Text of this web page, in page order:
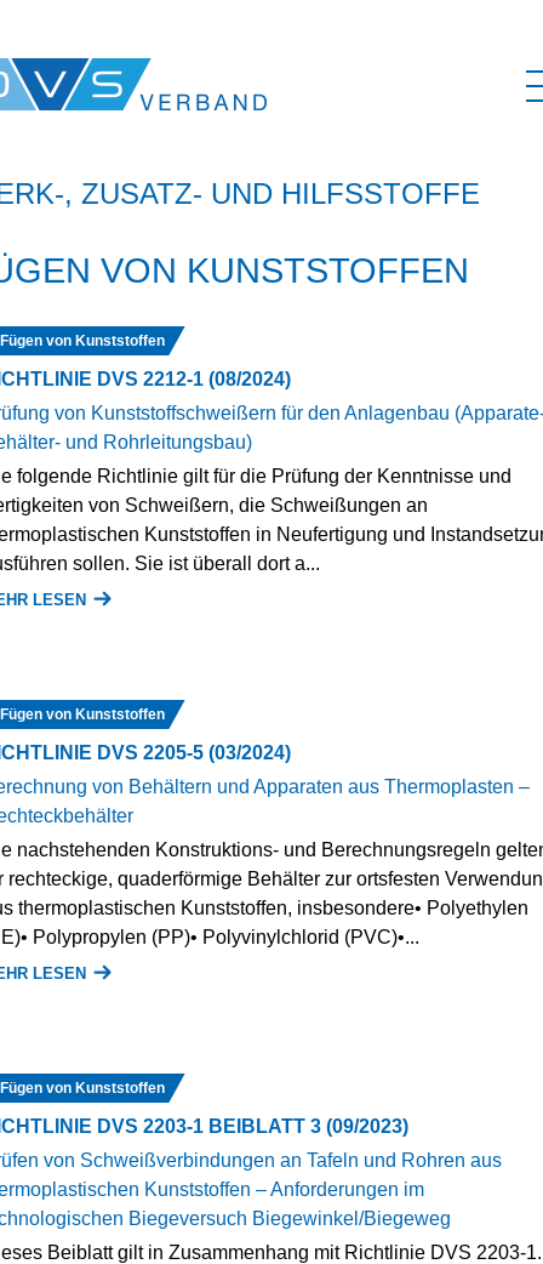
, ZUSATZ- UND HILFSSTOFFE
VON KUNSTSTOFFEN
Fügen von Kunststoffen
DVS 2212-1 (08/2024)
von Kunststoffschweißern für den Anlagenbau
und Rohrleitungsbau)
folgende Richtlinie gilt für die Prüfung der Kenntnisse und
von Schweißern, die Schweißungen an
Kunststoffen in Neufertigung und
sollen. Sie ist überall dort a...
LESEN
Fügen von Kunststoffen
DVS 2205-5 (03/2024)
von Behältern und Apparaten aus Thermoplasten –
nachstehenden Konstruktions- und Berechnungsregeln
rechteckige, quaderförmige Behälter zur ortsfesten
thermoplastischen Kunststoffen, insbesondere• Polyethylen
Polypropylen (PP)• Polyvinylchlorid (PVC)•...
LESEN
Fügen von Kunststoffen
DVS 2203-1 BEIBLATT 3 (09/2023)
von Schweißverbindungen an Tafeln und Rohren aus
Kunststoffen ‒ Anforderungen im
Biegeversuch Biegewinkel/Biegeweg
Beiblatt gilt in Zusammenhang mit Richtlinie DVS 2203-